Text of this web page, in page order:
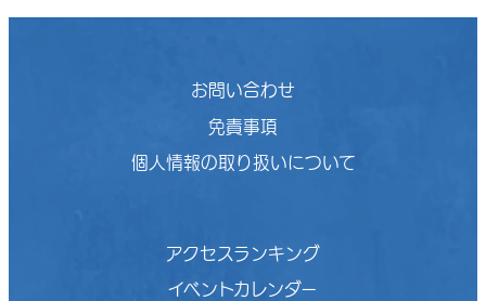
お問い合わせ
免責事項
個人情報の取り扱いについて
アクセスランキング
イベントカレンダー